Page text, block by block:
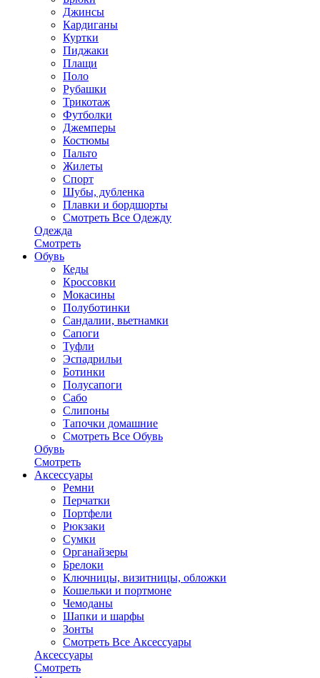
Джинсы
Кардиганы
Куртки
Пиджаки
Плащи
Поло
Рубашки
Трикотаж
Футболки
Джемперы
Костюмы
Пальто
Жилеты
Спорт
Шубы, дубленка
Плавки и бордшорты
Смотреть Все Одежду
Одежда
Смотреть
Обувь
Кеды
Кроссовки
Мокасины
Полуботинки
Сандалии, вьетнамки
Сапоги
Туфли
Эспадрильи
Ботинки
Полусапоги
Сабо
Слипоны
Тапочки домашние
Смотреть Все Обувь
Обувь
Смотреть
Аксесcуары
Ремни
Перчатки
Портфели
Рюкзаки
Сумки
Органайзеры
Брелоки
Ключницы, визитницы, обложки
Кошельки и портмоне
Чемоданы
Шапки и шарфы
Зонты
Смотреть Все Аксесcуары
Аксесcуары
Смотреть